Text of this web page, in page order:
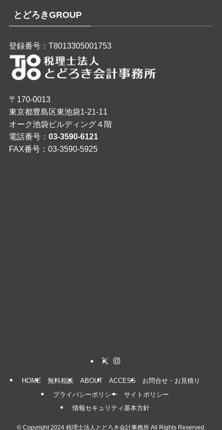
とどろきGROUP
登録番号：T8013305001753
〒170-0013
東京都豊島区東池袋1-21-11
オーク池袋ビルディング４階
電話番号： 03-3590-6121
FAX番号：03-3590-5925
HOME 無料相談 ABOUT ACCESS
お問合せ・お見積り
プライバシーポリシー
サイトポリシー
情報セキュリティ基本方針
©Copyright 2024 税理士法人とどろき会計事務所 All Rights Reserved.